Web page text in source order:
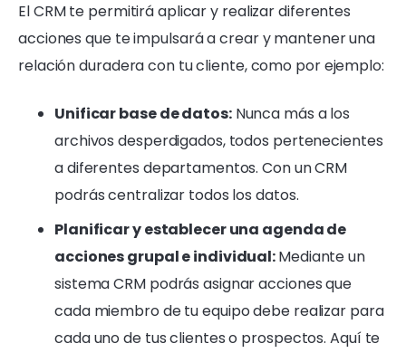
El CRM te permitirá aplicar y realizar diferentes
acciones que te impulsará a crear y mantener una
relación duradera con tu cliente, como por ejemplo:
Unificar base de datos: Nunca más a los
archivos desperdigados, todos pertenecientes
a diferentes departamentos. Con un CRM
podrás centralizar todos los datos.
Planificar y establecer una agenda de
acciones grupal e individual:Mediante un
sistema CRM podrás asignar acciones que
cada miembro de tu equipo debe realizar para
cada uno de tus clientes o prospectos. Aquí te